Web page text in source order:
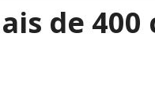
de